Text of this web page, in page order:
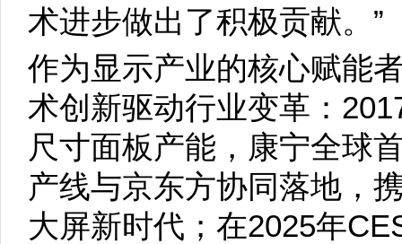
术进步做出了积极贡献。”
作为显示产业的核心赋能
术创新驱动行业变革：
尺寸面板产能，康宁全球
产线与京东方协同落地，
大屏新时代；在2025年